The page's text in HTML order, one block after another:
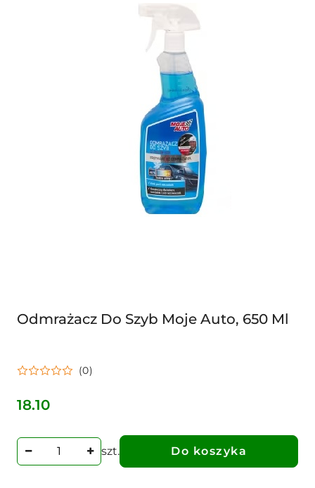
Odmrażacz Do Szyb Moje Auto, 650 Ml
(0)
Cena:
18.10
szt. Do koszyka